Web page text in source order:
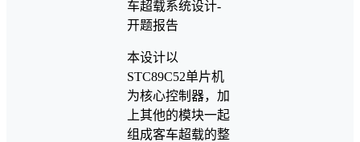
本设计以
STC89C52单片机
为核心控制器，加
上其他的模块一起
组成客车超载的整